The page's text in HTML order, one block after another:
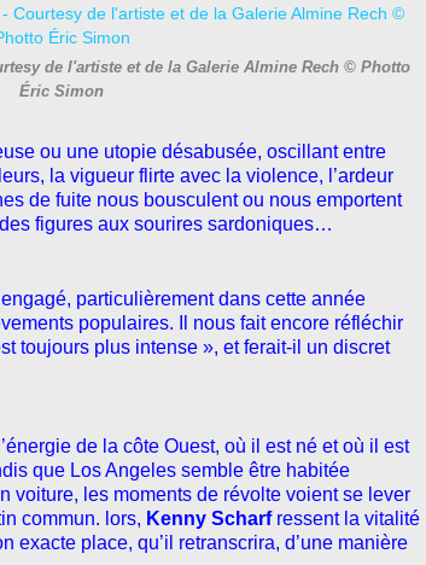
de l'artiste et de la Galerie Almine Rech © Photto
Éric Simon
ou une utopie désabusée, oscillant entre
la vigueur flirte avec la violence, l’ardeur
de fuite nous bousculent ou nous emportent
figures aux sourires sardoniques…
particulièrement dans cette année
populaires. Il nous fait encore réfléchir
toujours plus intense », et ferait-il un discret
de la côte Ouest, où il est né et où il est
que Los Angeles semble être habitée
voiture, les moments de révolte voient se lever
commun. lors, Kenny Scharfressent la vitalité
exacte place, qu’il retranscrira, d’une manière